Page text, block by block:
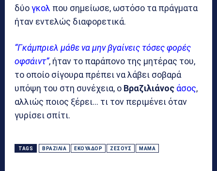
δύογκολ που σημείωσε, ωστόσο τα πράγματα
ήταν εντελώς διαφορετικά.
“Γκάμπριελ μάθε να μην βγαίνεις τόσες φορές
οφσάιντ”, ήταν το παράπονο της μητέρας του,
το οποίο σίγουρα πρέπει να λάβει σοβαρά
υπόψη του στη συνέχεια, ο Βραζιλιάνος άσος,
αλλιώς ποιος ξέρει… τι τον περιμένει όταν
γυρίσει σπίτι.
TAGS ΒΡΑΖΙΛΊΑ ΕΚΟΥΑΔΌΡ ΖΈΣΟΥΣ ΜΑΜΆ